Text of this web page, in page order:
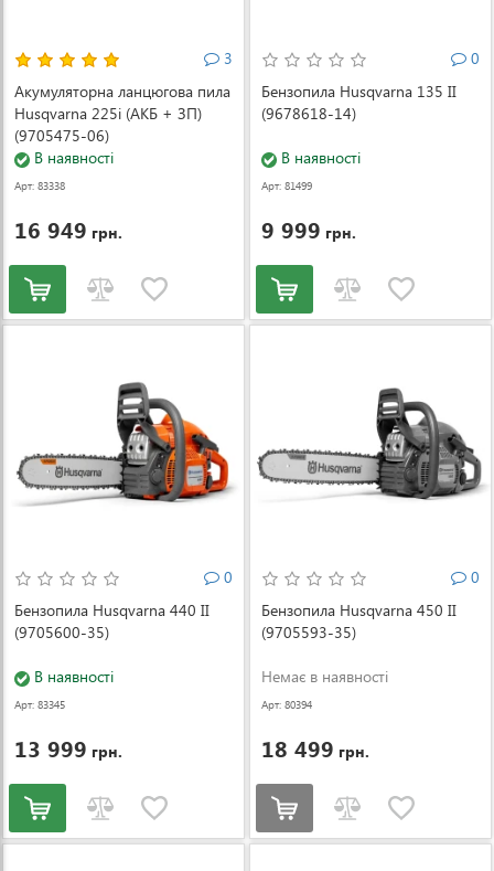
3
Акумуляторна ланцюгова пила
Husqvarna 225i (АКБ + ЗП)
(9705475-06)
В наявності
Арт: 83338
16 949 грн.
0
Бензопила Husqvarna 135 II
(9678618-14)
В наявності
Арт: 81499
9 999 грн.
0
Бензопила Husqvarna 440 II
(9705600-35)
В наявності
Арт: 83345
13 999 грн.
0
Бензопила Husqvarna 450 II
(9705593-35)
Немає в наявності
Арт: 80394
18 499 грн.